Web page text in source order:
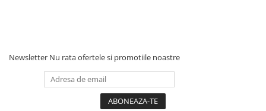
Newsletter Nu rata ofertele si promotiile noastre